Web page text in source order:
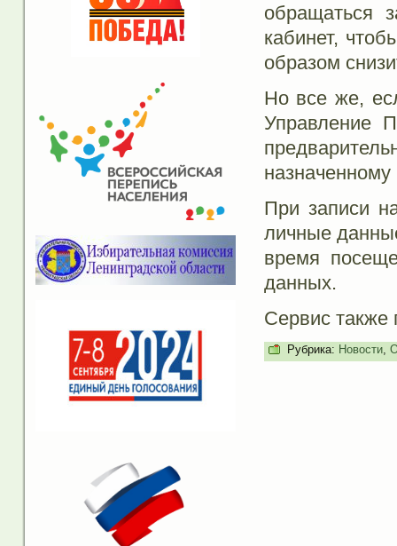
обращаться
кабинет,
образом
Но все же,
Управление
При записи
личные
время
данных.
Сервис также
Рубрика: Новости,